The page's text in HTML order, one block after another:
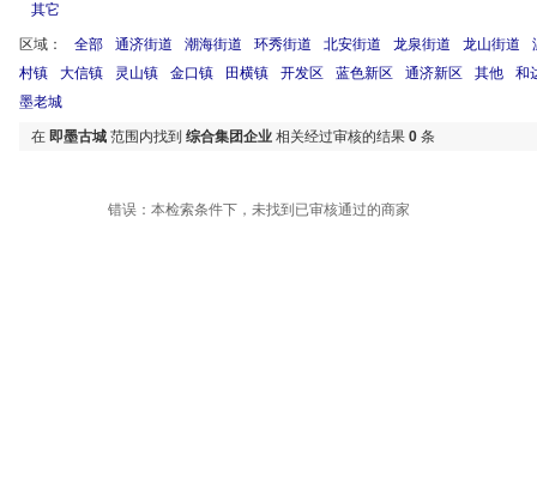
其它
区域： 全部 通济街道 潮海街道 环秀街道 北安街道 龙泉街道 龙山街道
村镇
大信镇 灵山镇 金口镇 田横镇 开发区 蓝色新区 通济新区 其他
和
墨老城
在 即墨古城 范围内找到 综合集团企业 相关经过审核的结果 0 条
错误：本检索条件下，未找到已审核通过的商家